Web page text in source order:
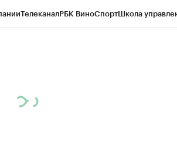
ТелеканалРБК ВиноСпортШкола